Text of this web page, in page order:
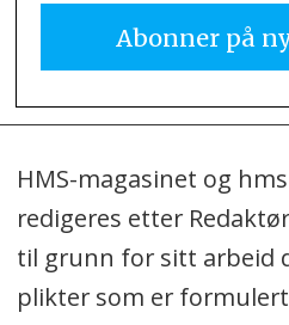
HMS-magasinet og
redigeres etter
til grunn for sitt arbeid
plikter som er